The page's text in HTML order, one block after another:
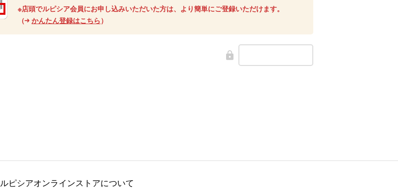
※店頭でルピシア会員にお申し込みいただいた方は、より簡単にご登録いただけます。
（
かんたん登録はこちら）
ルピシアオンラインストアについて